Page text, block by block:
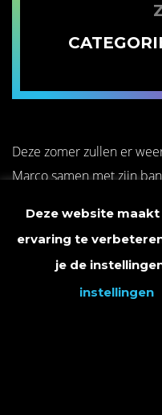
Deze zomer zullen er
Marco samen met zijn
Meer informatie en
Deze website
ervaring te
je de
instellingen